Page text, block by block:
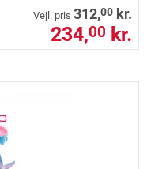
Vejl. pris 312,00 kr.
234,00 kr.